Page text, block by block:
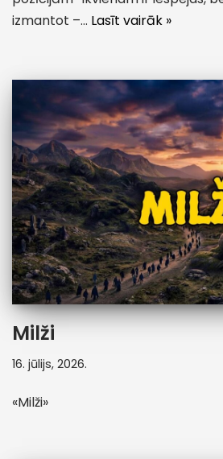
izmantot –… Lasīt vairāk »
Milži
16. jūlijs, 2026.
«Milži»